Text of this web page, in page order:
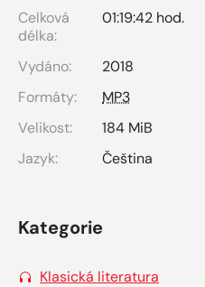
Celková
délka:
01:19:42 hod.
Vydáno:
2018
Formáty:
MP3
Velikost:
184 MiB
Jazyk:
Čeština
Kategorie
Klasická literatura